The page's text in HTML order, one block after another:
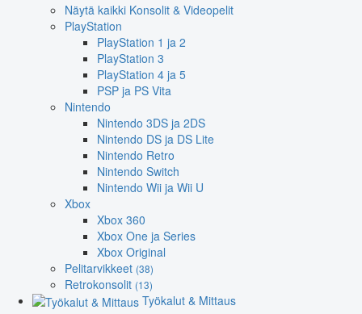
Näytä kaikki Konsolit & Videopelit
PlayStation
PlayStation 1 ja 2
PlayStation 3
PlayStation 4 ja 5
PSP ja PS Vita
Nintendo
Nintendo 3DS ja 2DS
Nintendo DS ja DS Lite
Nintendo Retro
Nintendo Switch
Nintendo Wii ja Wii U
Xbox
Xbox 360
Xbox One ja Series
Xbox Original
Pelitarvikkeet (38)
Retrokonsolit (13)
Työkalut & Mittaus